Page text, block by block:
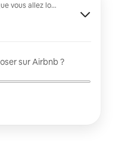
vous allez louer ?
sur Airbnb ?